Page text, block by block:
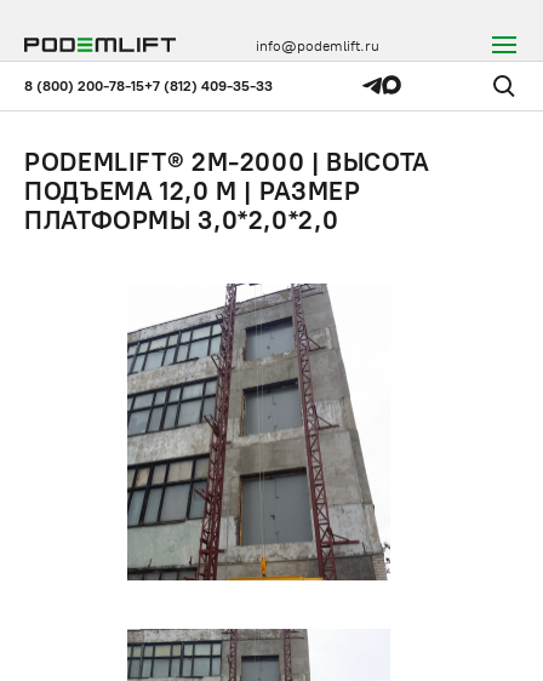
8 (800) 200-78-15+7 (812) 409-35-33
info@podemlift.ru
PODEMLIFT® 2M-2000 | ВЫСОТА
ПОДЪЕМА 12,0 М | РАЗМЕР
ПЛАТФОРМЫ 3,0*2,0*2,0